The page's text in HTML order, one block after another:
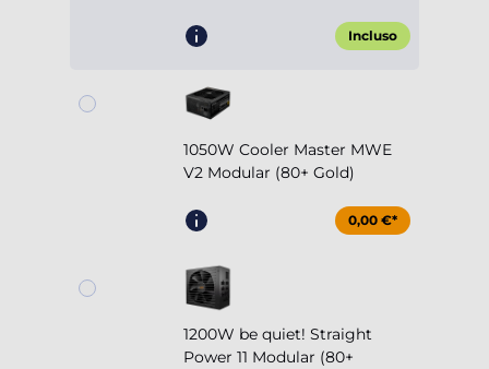
Incluso
1050W Cooler Master MWE
V2 Modular (80+ Gold)
0,00 €*
1200W be quiet! Straight
Power 11 Modular (80+